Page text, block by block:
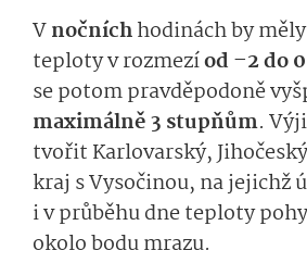
Vnočníchhodinách by
teploty v rozmezíod –2 do 0
se potom pravděpodoně
maximálně 3 stupňům.
tvořit Karlovarský,
kraj s Vysočinou, na jejichž
i v průběhu dne teploty
okolo bodu mrazu.